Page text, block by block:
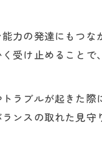
役割
値
力の発達にもつな
受け止めることで
ラブルが起きた際
ンスの取れた見守